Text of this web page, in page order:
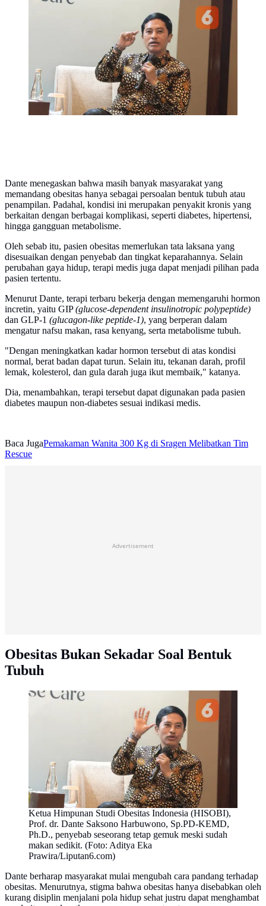
Ketua Himpunan Studi Obesitas Indonesia (HISOBI),
Prof. dr. Dante Saksono Harbuwono, Sp.PD-KEMD,
Ph.D., penyebab seseorang tetap gemuk meski sudah
makan sedikit. (Foto: Aditya Eka
Prawira/Liputan6.com)
Dante menegaskan bahwa masih banyak masyarakat yang
memandang obesitas hanya sebagai persoalan bentuk tubuh atau
penampilan. Padahal, kondisi ini merupakan penyakit kronis yang
berkaitan dengan berbagai komplikasi, seperti diabetes, hipertensi,
hingga gangguan metabolisme.
Oleh sebab itu, pasien obesitas memerlukan tata laksana yang
disesuaikan dengan penyebab dan tingkat keparahannya. Selain
perubahan gaya hidup, terapi medis juga dapat menjadi pilihan pada
pasien tertentu.
Menurut Dante, terapi terbaru bekerja dengan memengaruhi hormon
incretin, yaitu GIP(glucose-dependent insulinotropic polypeptide)
dan GLP-1 (glucagon-like peptide-1), yang berperan dalam
mengatur nafsu makan, rasa kenyang, serta metabolisme tubuh.
"Dengan meningkatkan kadar hormon tersebut di atas kondisi
normal, berat badan dapat turun. Selain itu, tekanan darah, profil
lemak, kolesterol, dan gula darah juga ikut membaik," katanya.
Dia, menambahkan, terapi tersebut dapat digunakan pada pasien
diabetes maupun non-diabetes sesuai indikasi medis.
Baca JugaPemakaman Wanita 300 Kg di Sragen Melibatkan Tim
Rescue
Advertisement
Obesitas Bukan Sekadar Soal Bentuk
Tubuh
Ketua Himpunan Studi Obesitas Indonesia (HISOBI),
Prof. dr. Dante Saksono Harbuwono, Sp.PD-KEMD,
Ph.D., penyebab seseorang tetap gemuk meski sudah
makan sedikit. (Foto: Aditya Eka
Prawira/Liputan6.com)
Dante berharap masyarakat mulai mengubah cara pandang terhadap
obesitas. Menurutnya, stigma bahwa obesitas hanya disebabkan oleh
kurang disiplin menjalani pola hidup sehat justru dapat menghambat